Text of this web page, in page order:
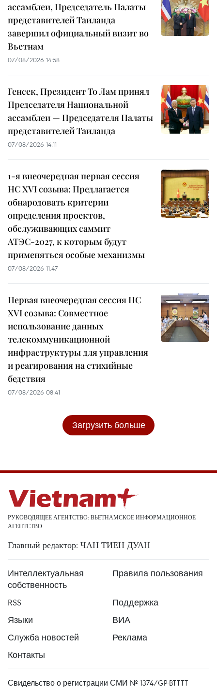
ассамблеи, Председатель Палаты
представителей Таиланда
завершил официальный визит во
Вьетнам
07/08/2026 14:58
Генсек, Президент То Лам принял
Председателя Национальной
ассамблеи — Председателя Палаты
представителей Таиланда
07/08/2026 14:11
1-я внеочередная первая сессия
НС XVI созыва: Предлагается
обнародовать критерии
определения проектов,
обслуживающих саммит
АТЭС-2027, к которым будут
применяться особые механизмы
07/08/2026 11:47
Первая внеочередная сессия НС
XVI созыва: Совместное
использование данных
телекоммуникационной
инфраструктуры для управления
и реагирования на стихийные
бедствия
07/08/2026 08:41
Загрузить больше
РУКОВОДЯЩЕЕ АГЕНТСТВО: ВЬЕТНАМСКОЕ ИНФОРМАЦИОННОЕ
АГЕНТСТВО
Главный редактор: ЧАН ТИЕН ДУАН
Интеллектуальная
собственность
Правила пользования
RSS
Поддержка
Языки
ВИА
Служба новостей
Реклама
Контакты
Свидельство о регистрации СМИ № 1374/GP-BTTTT